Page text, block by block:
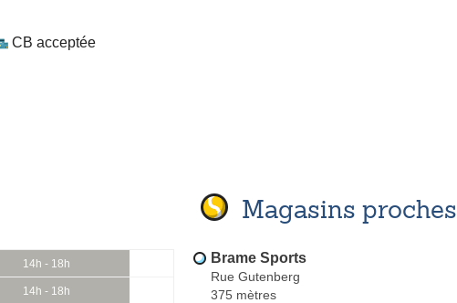
CB acceptée
14h - 18h
14h - 18h
Magasins proches
Brame Sports
Rue Gutenberg
375 mètres